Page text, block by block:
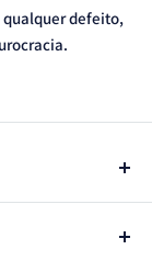
qualquer defeito,